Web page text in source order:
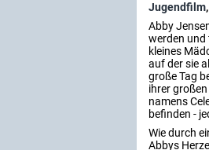
Jugendfilm,
Abby
werden und
kleines
auf der sie
große Tag
ihrer
namens
befinden -
Wie durch
Abbys